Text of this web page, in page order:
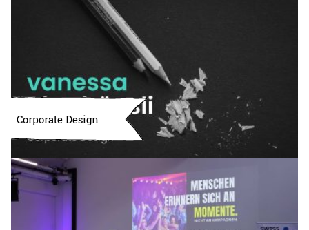
Corporate Design